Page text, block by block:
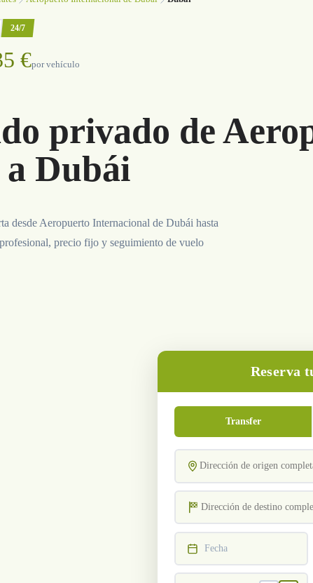
24/7
€por vehículo
privado de
Dubái
desde Aeropuerto Internacional de Dubái hasta
precio fijo y seguimiento de vuelo
Reserva
Transfer
Fecha